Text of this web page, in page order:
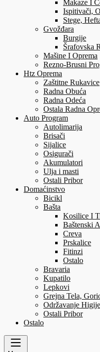
Makaze I
Ispitivači,
Stege,
Gvožđara
Burgije
Šrafovska
Mašine I Oprema
Rezno-Brusni
Htz Oprema
Zaštitne Rukavice
Radna Obuća
Radna Odeća
Ostala Radna
Auto Program
Autolimarija
Brisači
Sijalice
Osigurači
Akumulatori
Ulja i masti
Ostali Pribor
Domaćinstvo
Bicikl
Bašta
Kosilice I
Baštenski
Creva
Prskalice
Fitinzi
Ostalo
Bravaria
Kupatilo
Lepkovi
Grejna Tela,
Održavanje
Ostali Pribor
Ostalo